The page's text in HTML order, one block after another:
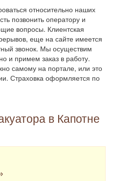
относительно наших
позвонить оператору и
вопросы. Клиентская
еще на сайте имеется
звонок. Мы осуществим
и примем заказ в работу.
самому на портале, или это
Страховка оформляется по
в Капотне